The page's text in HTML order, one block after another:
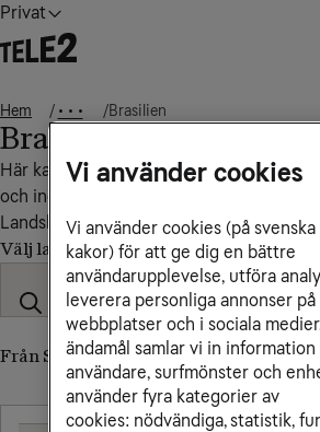
Privat
Hem • • • Brasilien
Brasilien
Här kan du se vad det kostar att ringa,
och inom Brasilien.
Landskod: +55
Välj land
Från Sverige till Brasilien (till
Vi använder cookies
Vi använder cookies (på
kakor) för att ge dig en bättre
användarupplevelse, utföra
leverera personliga annonser på
webbplatser och i sociala
ändamål samlar vi in information
användare, surfmönster och
använder fyra kategorier av
cookies: nödvändiga, statistik,